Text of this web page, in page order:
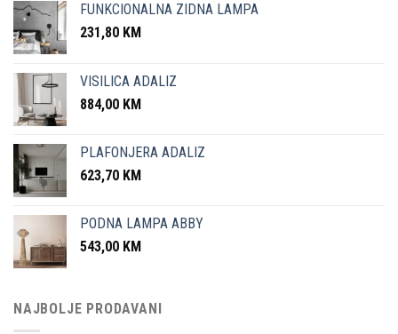
FUNKCIONALNA ZIDNA LAMPA
231,80 KM
VISILICA ADALIZ
884,00 KM
PLAFONJERA ADALIZ
623,70 KM
PODNA LAMPA ABBY
543,00 KM
NAJBOLJE PRODAVANI